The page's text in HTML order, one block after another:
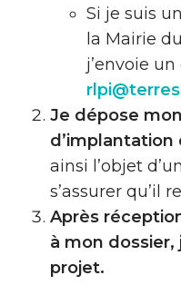
Si je suis
la Mairie
j’envoie
Je dépose
ainsi l’objet
s’assurer qu’il
Après
à mon dossier,
projet.